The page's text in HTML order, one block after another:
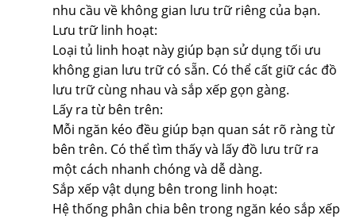
nhu cầu về không gian lưu trữ riêng của bạn.
Lưu trữ linh hoạt:
Loại tủ linh hoạt này giúp bạn sử dụng tối ưu
không gian lưu trữ có sẵn. Có thể cất giữ các đồ
lưu trữ cùng nhau và sắp xếp gọn gàng.
Lấy ra từ bên trên:
Mỗi ngăn kéo đều giúp bạn quan sát rõ ràng từ
bên trên. Có thể tìm thấy và lấy đồ lưu trữ ra
một cách nhanh chóng và dễ dàng.
Sắp xếp vật dụng bên trong linh hoạt:
Hệ thống phân chia bên trong ngăn kéo sắp xếp